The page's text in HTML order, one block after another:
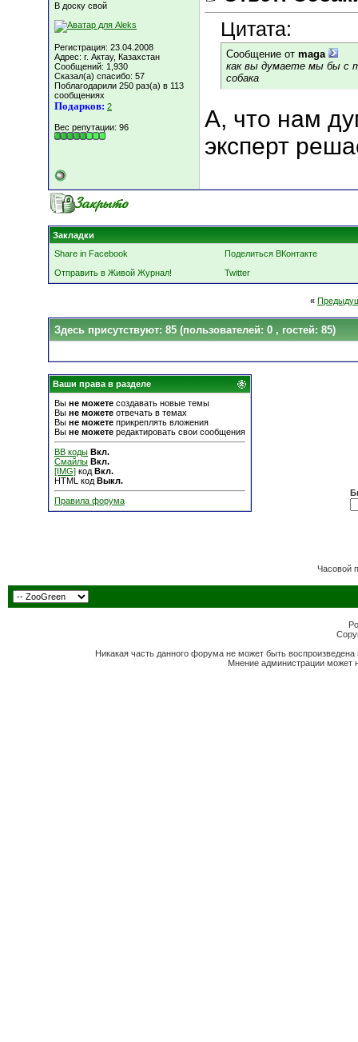
В доску свой
Регистрация: 23.04.2008
Адрес: г. Актау, Казахстан
Сообщений: 1,930
Сказал(а) спасибо: 57
Поблагодарили 250 раз(а) в 113
сообщениях
Подарков: 2
Вес репутации: 96
Цитата:
Сообщение от maga
как вы думаете мы бы с
собака
А, что нам
эксперт
Закладки
Share in Facebook
Поделиться ВКонтакте
Отправить в Живой Журнал!
Twitter
«
Здесь присутствуют: 85 (пользователей: 0 , гостей: 85)
Ваши права в разделе
Вы не можете создавать новые темы
Вы не можете отвечать в темах
Вы не можете прикреплять вложения
Вы не можете редактировать свои сообщения
BB коды Вкл.
Смайлы Вкл.
[IMG] код Вкл.
HTML код Выкл.
Правила форума
Часовой
Никакая часть данного форума не может быть
Мнение администрации может